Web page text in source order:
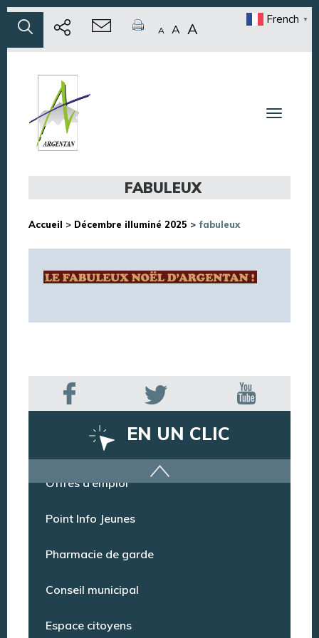
A A A
French ▼
Toggle
FABULEUX
Accueil > Décembre illuminé 2025 > fabuleux
EN UN CLIC